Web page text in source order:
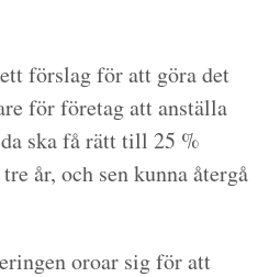
förslag för att göra det
för företag att anställa
ska få rätt till 25 %
år, och sen kunna återgå
oroar sig för att